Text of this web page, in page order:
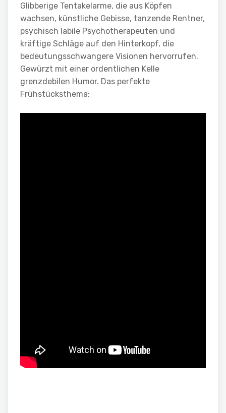
Glibberige Tentakelarme, die aus Köpfen
wachsen, künstliche Gebisse, tanzende Rentner,
psychisch labile Psychotherapeuten und
kräftige Schläge auf den Hinterkopf, die
bedeutungsschwangere Visionen hervorrufen.
Gewürzt mit einer ordentlichen Kelle
grenzdebilen Humor. Das perfekte
Frühstücksthema: